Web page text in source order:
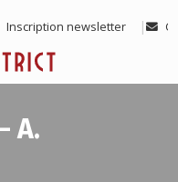
Inscription newsletter
A.